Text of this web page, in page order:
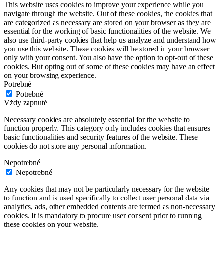
This website uses cookies to improve your experience while you
navigate through the website. Out of these cookies, the cookies that
are categorized as necessary are stored on your browser as they are
essential for the working of basic functionalities of the website. We
also use third-party cookies that help us analyze and understand how
you use this website. These cookies will be stored in your browser
only with your consent. You also have the option to opt-out of these
cookies. But opting out of some of these cookies may have an effect
on your browsing experience.
Potrebné
Potrebné
Vždy zapnuté
Necessary cookies are absolutely essential for the website to
function properly. This category only includes cookies that ensures
basic functionalities and security features of the website. These
cookies do not store any personal information.
Nepotrebné
Nepotrebné
Any cookies that may not be particularly necessary for the website
to function and is used specifically to collect user personal data via
analytics, ads, other embedded contents are termed as non-necessary
cookies. It is mandatory to procure user consent prior to running
these cookies on your website.